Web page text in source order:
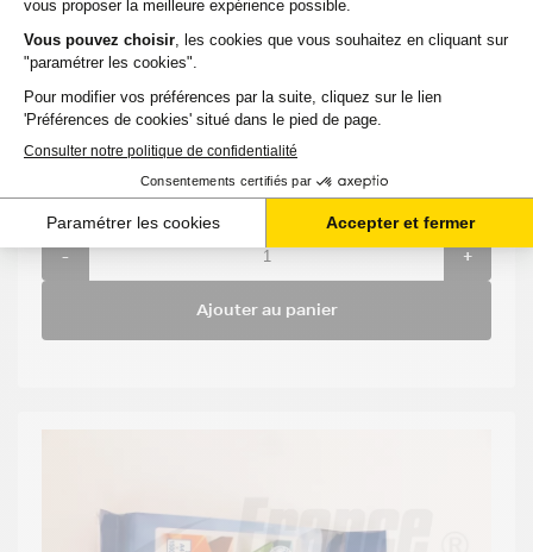
Compatible
BROTHER
MFC J 4540
:
Capacité
- +
Ajouter au panier